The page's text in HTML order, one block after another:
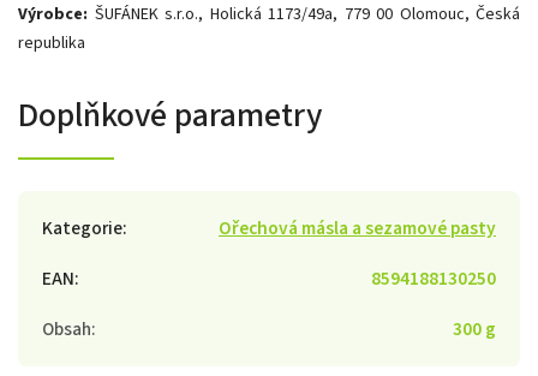
Výrobce: ŠUFÁNEK s.r.o., Holická 1173/49a, 779 00 Olomouc, Česká
republika
Doplňkové parametry
Kategorie:
Ořechová másla a sezamové pasty
EAN:
8594188130250
Obsah: 300 g